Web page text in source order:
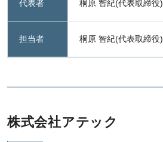
代表者 桐原 智紀(代表取締役)
担当者 桐原 智紀(代表取締役)
株式会社アテック